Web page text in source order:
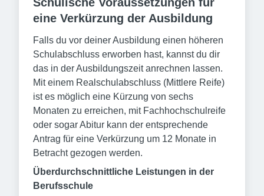
eine Verkürzung der Ausbildung
Falls du vor deiner Ausbildung einen höheren
Schulabschluss erworben hast, kannst du dir
das in der Ausbildungszeit anrechnen lassen.
Mit einem Realschulabschluss (Mittlere Reife)
ist es möglich eine Kürzung von sechs
Monaten zu erreichen, mit Fachhochschulreife
oder sogar Abitur kann der entsprechende
Antrag für eine Verkürzung um 12 Monate in
Betracht gezogen werden.
Überdurchschnittliche Leistungen in der
Berufsschule